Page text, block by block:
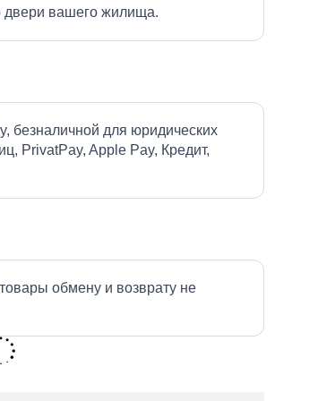
двери вашего жилища.
безналичной для юридических
PrivatPay, Apple Pay, Кредит,
обмену и возврату не